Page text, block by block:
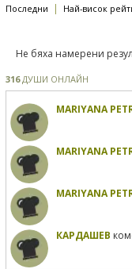
Последни | Най-висок
Не бяха намерени
316ДУШИ ОНЛАЙН
MARIYANA
MARIYANA
MARIYANA
КАРДАШЕВ